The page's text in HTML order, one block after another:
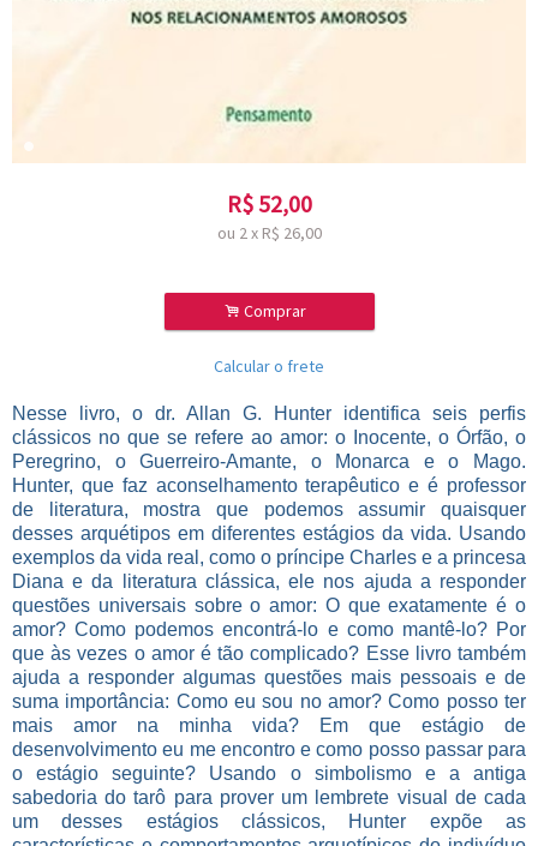
R$52,00
ou 2x R$ 26,00
. Comprar
Calcular o frete
Nesse livro, o dr. Allan G. Hunter identifica seis perfis
clássicos no que se refere ao amor: o Inocente, o Órfão, o
Peregrino, o Guerreiro-Amante, o Monarca e o Mago.
Hunter, que faz aconselhamento terapêutico e é professor
de literatura, mostra que podemos assumir quaisquer
desses arquétipos em diferentes estágios da vida. Usando
exemplos da vida real, como o príncipe Charles e a princesa
Diana e da literatura clássica, ele nos ajuda a responder
questões universais sobre o amor: O que exatamente é o
amor? Como podemos encontrá-lo e como mantê-lo? Por
que às vezes o amor é tão complicado? Esse livro também
ajuda a responder algumas questões mais pessoais e de
suma importância: Como eu sou no amor? Como posso ter
mais amor na minha vida? Em que estágio de
desenvolvimento eu me encontro e como posso passar para
o estágio seguinte? Usando o simbolismo e a antiga
sabedoria do tarô para prover um lembrete visual de cada
um desses estágios clássicos, Hunter expõe as